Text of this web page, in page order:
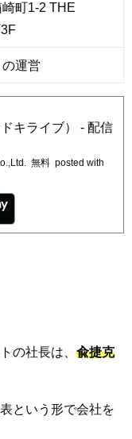
町1-2 THE
運営
キライブ） - 配信
無料 posted with
の社長は、 兪捷克
という形で会社を